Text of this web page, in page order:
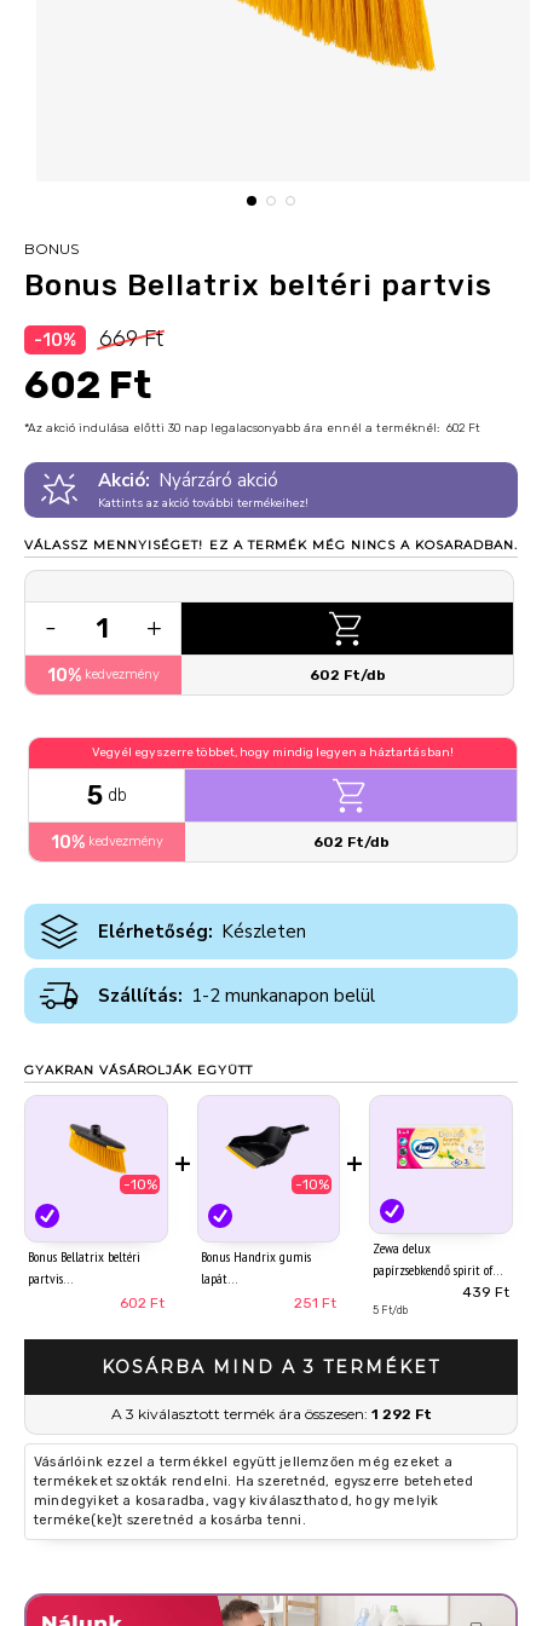
BONUS
Bonus Bellatrix beltéri partvis
-10% 669 Ft
602 Ft
*Az akció indulása előtti 30 nap legalacsonyabb ára ennél a terméknél: 602 Ft
Akció: Nyárzáró akció
Kattints az akció további termékeihez!
VÁLASSZ MENNYISÉGET! EZ A TERMÉK MÉG NINCS A KOSARADBAN.
- 1 +
10% kedvezmény 602 Ft/db
Vegyél egyszerre többet, hogy mindig legyen a háztartásban!
5db
10% kedvezmény 602 Ft/db
Elérhetőség: Készleten
Szállítás: 1-2 munkanapon belül
GYAKRAN VÁSÁROLJÁK EGYÜTT
-10%
Bonus Bellatrix beltéri
partvis
602 Ft
+
-10%
Bonus Handrix gumis
lapát
251 Ft
+
Zewa delux
papírzsebkendő spirit of
tea 3 rétegű 90 db439 Ft
5 Ft/db
KOSÁRBA MIND A 3 TERMÉKET
A 3 kiválasztott termék ára összesen: 1 292 Ft
Vásárlóink ezzel a termékkel együtt jellemzően még ezeket a
termékeket szokták rendelni. Ha szeretnéd, egyszerre beteheted
mindegyiket a kosaradba, vagy kiválaszthatod, hogy melyik
terméke(ke)t szeretnéd a kosárba tenni.